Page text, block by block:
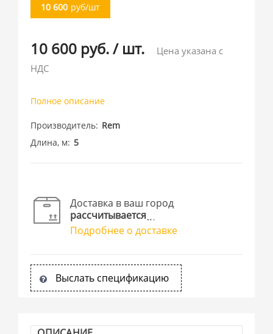
10 600 руб/шт
10 600 руб./ шт.
Цена указана с
НДС
Полное описание
Производитель Rem
Длина, м
5
Доставка в ваш город
рассчитывается
Подробнее о доставке
Выслать спецификацию